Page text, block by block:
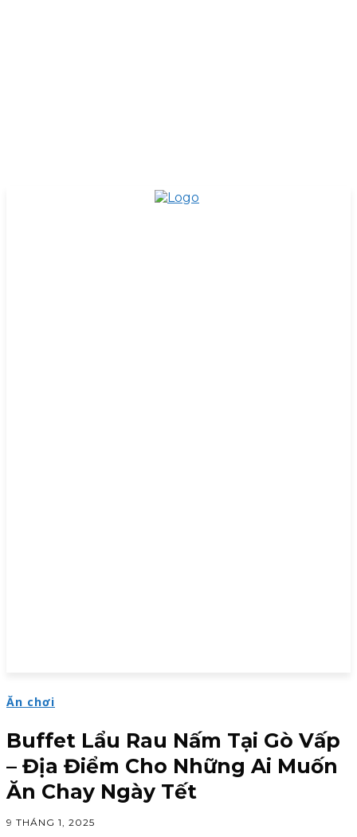
Ăn chơi
Buffet Lẩu Rau Nấm Tại Gò Vấp
– Địa Điểm Cho Những Ai Muốn
Ăn Chay Ngày Tết
9 THÁNG 1, 2025